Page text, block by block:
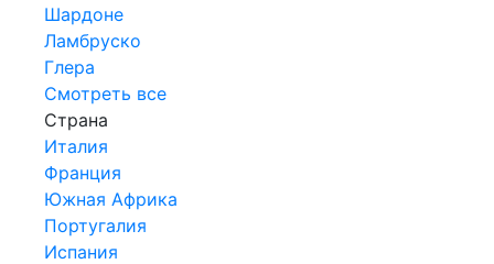
Шардоне
Ламбруско
Глера
Смотреть все
Страна
Италия
Франция
Южная Африка
Португалия
Испания